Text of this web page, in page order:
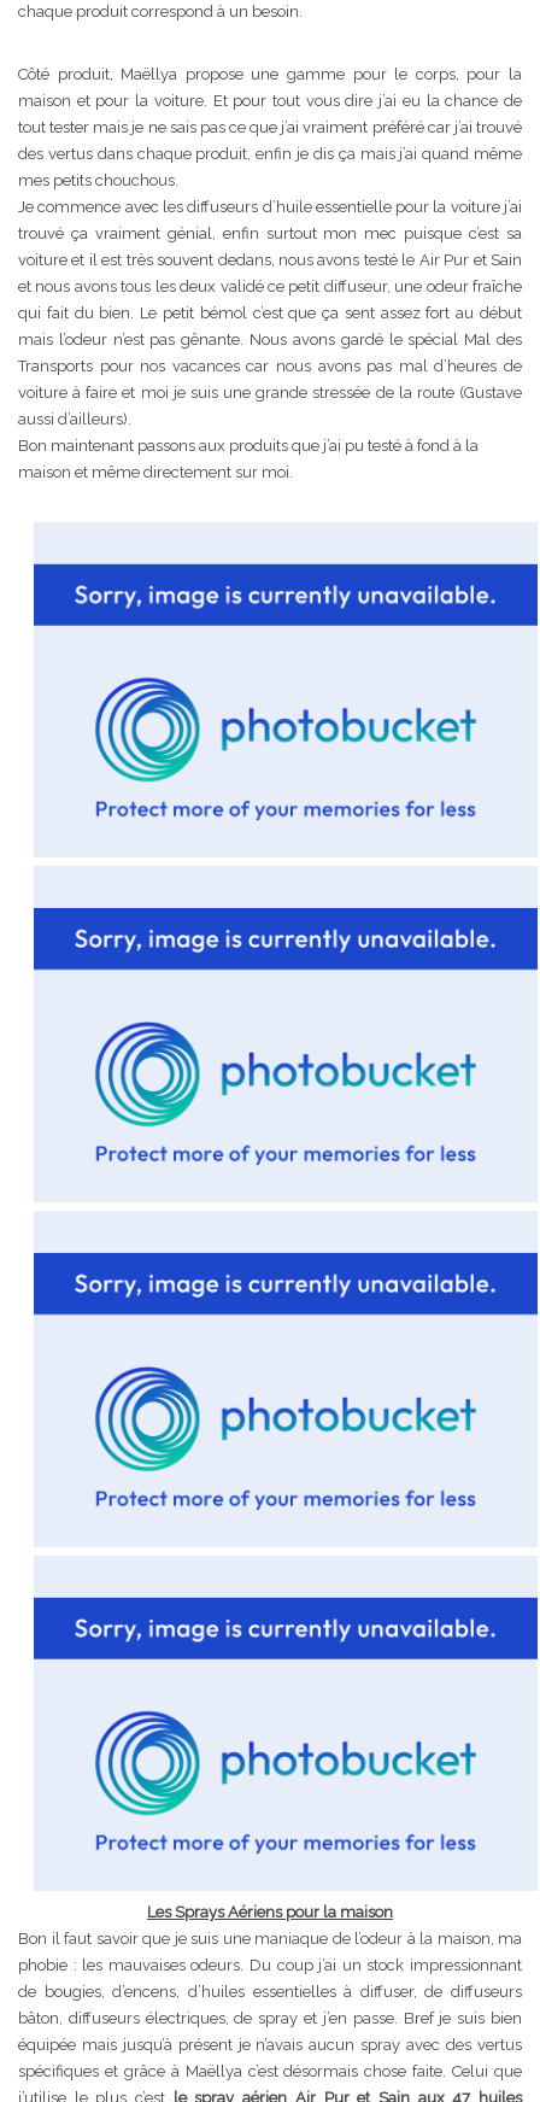
chaque produit correspond à un besoin.
Côté produit, Maëllya propose une gamme pour le corps, pour la
maison et pour la voiture. Et pour tout vous dire j’ai eu la chance de
tout tester mais je ne sais pas ce que j’ai vraiment préféré car j’ai trouvé
des vertus dans chaque produit, enfin je dis ça mais j’ai quand même
mes petits chouchous.
Je commence avec les diffuseurs d’huile essentielle pour la voiture j’ai
trouvé ça vraiment génial, enfin surtout mon mec puisque c’est sa
voiture et il est très souvent dedans, nous avons testé le Air Pur et Sain
et nous avons tous les deux validé ce petit diffuseur, une odeur fraîche
qui fait du bien. Le petit bémol c’est que ça sent assez fort au début
mais l’odeur n’est pas gênante. Nous avons gardé le spécial Mal des
Transports pour nos vacances car nous avons pas mal d’heures de
voiture à faire et moi je suis une grande stressée de la route (Gustave
aussi d’ailleurs).
Bon maintenant passons aux produits que j’ai pu testé à fond à la
maison et même directement sur moi.
Les Sprays Aériens pour la maison
Bon il faut savoir que je suis une maniaque de l’odeur à la maison, ma
phobie : les mauvaises odeurs. Du coup j’ai un stock impressionnant
de bougies, d’encens, d’huiles essentielles à diffuser, de diffuseurs
bâton, diffuseurs électriques, de spray et j’en passe. Bref je suis bien
équipée mais jusqu’à présent je n’avais aucun spray avec des vertus
spécifiques et grâce à Maëllya c’est désormais chose faite. Celui que
j’utilise le plus c’est le spray aérien Air Pur et Sain aux 47 huiles